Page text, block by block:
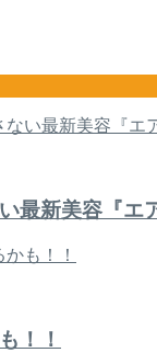
最新美容『エ
！！